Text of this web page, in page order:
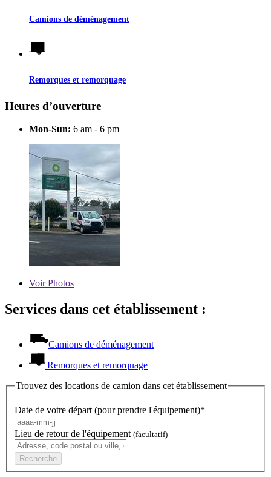
Camions de déménagement
Remorques et remorquage
Heures d’ouverture
Mon-Sun: 6 am - 6 pm
VoirPhotos
Services dans cet établissement :
Camions de déménagement
Remorques et remorquage
Trouvez des locations de camion dans cet établissement
Date de votre départ (pour prendre l'équipement)*
Lieu de retour de l'équipement (facultatif)
Recherche